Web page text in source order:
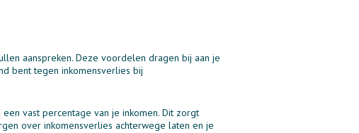
aanspreken. Deze voordelen dragen bij aan je
bent tegen inkomensverlies bij
vast percentage van je inkomen. Dit zorgt
over inkomensverlies achterwege laten en je